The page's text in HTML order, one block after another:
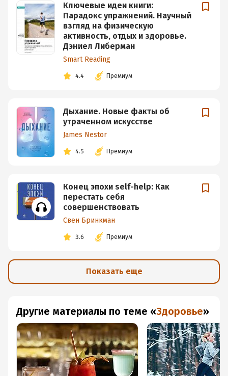
Ключевые идеи книги:
Парадокс упражнений. Научный
взгляд на физическую
активность, отдых и здоровье.
Дэниел Либерман
Smart Reading
4.4 Премиум
Дыхание. Новые факты об
утраченном искусстве
James Nestor
4.5 Премиум
Конец эпохи self-help: Как
перестать себя
совершенствовать
Свен Бринкман
3.6 Премиум
Показать еще
Другие материалы по теме «Здоровье»